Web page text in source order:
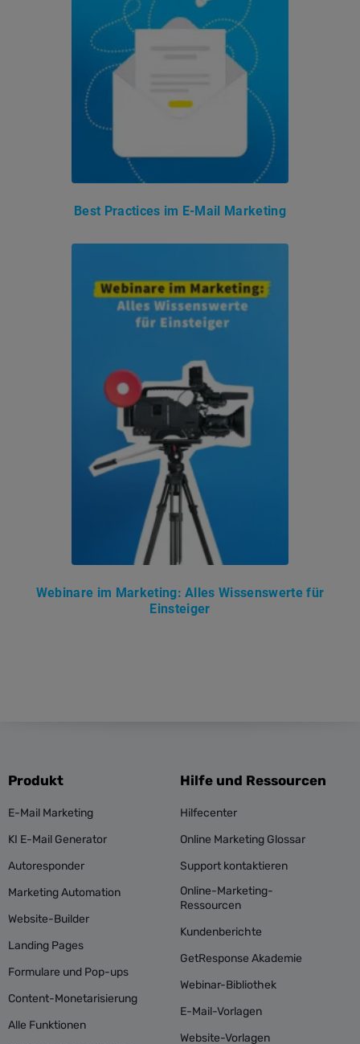
Best Practices im E-Mail Marketing
Webinare im Marketing: Alles Wissenswerte für
Einsteiger
Produkt
E-Mail Marketing
KI E-Mail Generator
Autoresponder
Marketing Automation
Website-Builder
Landing Pages
Formulare und Pop-ups
Content-Monetarisierung
Alle Funktionen
Hilfe und Ressourcen
Hilfecenter
Online Marketing Glossar
Support kontaktieren
Online-Marketing-
Ressourcen
Kundenberichte
GetResponse Akademie
Webinar-Bibliothek
E-Mail-Vorlagen
Website-Vorlagen